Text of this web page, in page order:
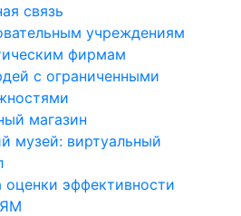
связь
учреждениям
фирмам
с ограниченными
магазин
музей: виртуальный
оценки эффективности